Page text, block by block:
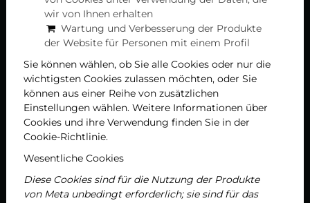
Umgebung zu wahren. Der Terrassenbereich, der eine
der größten Attraktionen des Restaurants ist,
ermöglicht es den Gästen, köstliche Speisen und
Kommen Sie und probieren Sie unsere Neuheiten,
reservieren Sie noch heute einen Tisch!
wir von Ihnen erhalten
Wartung und Verbesserung der Produkte
der Website für Personen mit einem Profil
Sie können wählen, ob Sie alle Cookies oder nur die
wichtigsten Cookies zulassen möchten, oder Sie
können aus einer Reihe von zusätzlichen
Einstellungen wählen. Weitere Informationen über
Cookies und ihre Verwendung finden Sie in der
Cookie-Richtlinie.
Wesentliche Cookies
Diese Cookies sind für die Nutzung der Produkte
von Meta unbedingt erforderlich; sie sind für das